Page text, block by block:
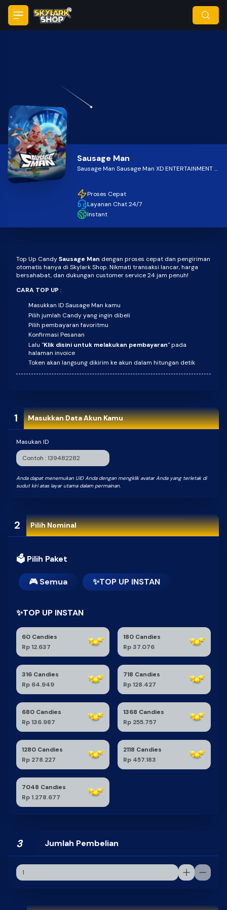
Open menu
menu
Sausage Man
Sausage Man Sausage Man XD ENTERTAINMENT PTE. LTD.
Proses Cepat
Layanan Chat 24/7
Instant
Top Up CandySausage Man dengan proses cepat dan pengiriman
otomatis hanya di Skylark Shop. Nikmati transaksi lancar, harga
bersahabat, dan dukungan customer service 24 jam penuh!
CARA TOP UP :
Masukkan ID Sausage Man kamu
Pilih jumlah Candy yang ingin dibeli
Pilih pembayaran favoritmu
Konfirmasi Pesanan
Lalu "Klik disini untuk melakukan pembayaran" pada
halaman invoice
Token akan langsung dikirim ke akun dalam hitungan detik
1 Masukkan Data Akun Kamu
Masukan ID
Anda dapat menemukan UID Anda dengan mengklik avatar Anda yang terletak di
sudut kiri atas layar utama dalam permainan.
2 Pilih Nominal
🗳 Pilih Paket
🎮 Semua ✨TOP UP INSTAN
✨TOP UP INSTAN
60 Candies
Rp 12.637
180 Candies
Rp 37.076
316 Candies
Rp 64.949
718 Candies
Rp 128.427
680 Candies
Rp 136.987
1368 Candies
Rp 255.757
1280 Candies
Rp 278.227
2118 Candies
Rp 457.183
7048 Candies
Rp 1.278.677
3 Jumlah Pembelian